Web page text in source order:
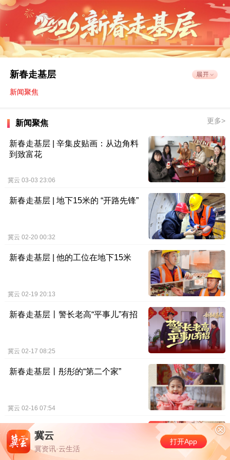
新春走基层
新闻聚焦
新春走基层 | 辛集皮贴画：
从边角料到致富花
原创 冀云
“开路先锋”
新春走基层 | 他的工位在地
新春走基层丨警长老高“平
原创 冀云 02-17 08:25:47
新春走基层丨跟着家人去燕
新春走基层
新闻聚焦
新闻聚焦 更多>
新春走基层 | 辛集皮贴画：从边角料
到致富花
冀云 03-03 23:06
新春走基层 | 地下15米的 “开路先锋”
冀云 02-20 00:32
新春走基层 | 他的工位在地下15米
冀云 02-19 20:13
新春走基层丨警长老高“平事儿”有招
冀云 02-17 08:25
新春走基层丨彤彤的“第二个家”
冀云 02-16 07:54
新春走基层丨跟着家人去燕达“过年”
冀云
冀资讯·云生活
浙江上海等地将
豚”最强风雨华南
打开App